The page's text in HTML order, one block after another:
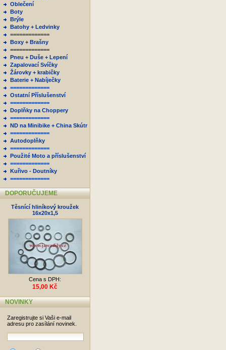
Oblečení
Boty
Brýle
Batohy + Ledvinky
=============
Boxy + Brašny
=============
Pneu + Duše + Lepení
Zapalovací Svíčky
Žárovky + krabičky
Baterie + Nabíječky
=============
Ostatní Příslušenství
=============
Doplňky na Choppery
=============
ND na Minibike + China Skútr
=============
Autodoplňky
=============
Použité Moto a příslušenství
=============
Kuřivo - Doutníky
=============
DOPORUČUJEME
Těsnící hliníkový kroužek
16x20x1,5
Cena s DPH:
15,00 Kč
NOVINKY
Zaregistrujte si Vaši e-mail
adresu pro zasílání novinek.